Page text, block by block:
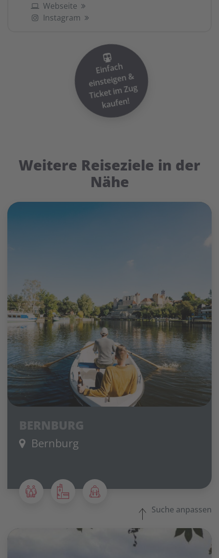
Webseite
Instagram
Einfach
einsteigen
&
Ticket i
m Zug
kaufen!
Weitere Reiseziele in der
Nähe
BERNBURG
Bernburg
Suche anpassen